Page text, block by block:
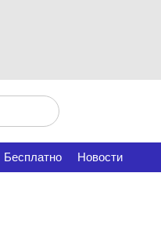
Бесплатно Новости